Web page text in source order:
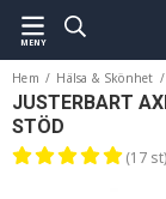
MENY
Hem / Hälsa & Skönhet /
Justerbart Axelskydd
JUSTERBART
STÖD
(17 st)